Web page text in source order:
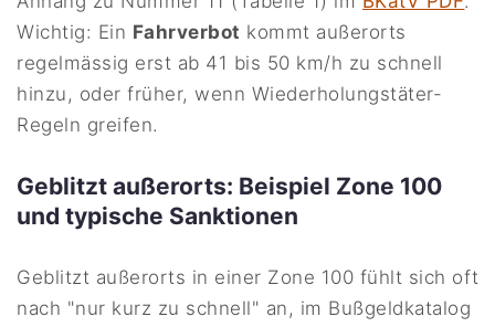
Wichtig: Ein Fahrverbot kommt außerorts
regelmässig erst ab 41 bis 50 km/h zu schnell
hinzu, oder früher, wenn Wiederholungstäter-
Regeln greifen.
Geblitzt außerorts: Beispiel Zone 100
und typische Sanktionen
Geblitzt außerorts in einer Zone 100 fühlt sich oft
nach "nur kurz zu schnell" an, im Bußgeldkatalog